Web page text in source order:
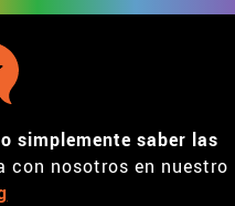
simplemente saber las
con nosotros en nuestro